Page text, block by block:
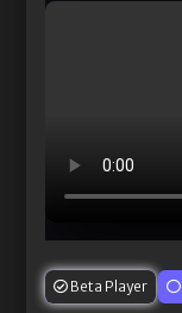
Beta Player